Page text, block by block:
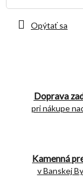
Doprava
pri nákupe
Kamenná
v Banskej
Opýtať sa